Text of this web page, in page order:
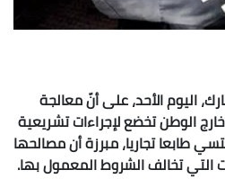
اليوم الأحد، على أنّ معالجة
الوطن تخضع لإجراءات تشريعية
طابعا تجاريا، مبرزة أن مصالحها
تخالف الشروط المعمول بها.